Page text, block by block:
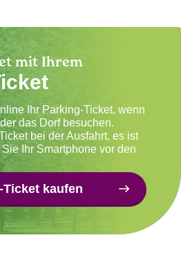
mit Ihrem
Ihr Parking-Ticket, wenn
das Dorf besuchen.
bei der Ausfahrt, es ist
Ihr Smartphone vor den
Ticket kaufen